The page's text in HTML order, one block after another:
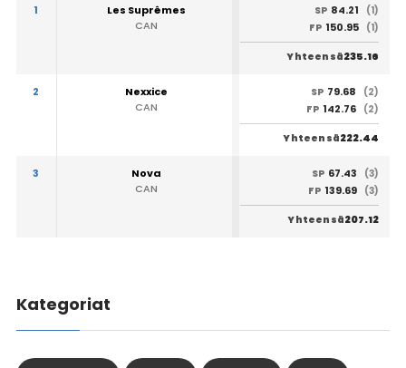
1
Les Suprêmes
CAN
SP 84.21
(1)
FP 150.95 (1)
Yhteensä235.16
2
Nexxice
CAN
SP 79.68
(2)
FP 142.76 (2)
Yhteensä222.44
3
Nova
CAN
SP 67.43
(3)
FP 139.69 (3)
Yhteensä207.12
Kategoriat